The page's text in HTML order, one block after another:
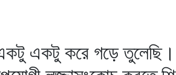
একটু করে গড়ে তুলেছি।